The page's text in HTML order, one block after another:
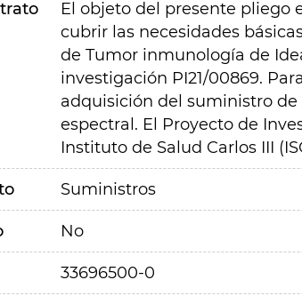
El objeto del presente pliego
cubrir las necesidades
de Tumor inmunología de
investigación PI21/00869.
adquisición del suministro
espectral. El Proyecto de
Instituto de Salud Carlos III
Suministros
No
33696500-0